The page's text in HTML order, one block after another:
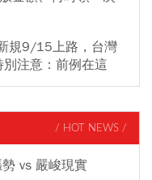
規9/15上路，台灣
注意：前例在這
/ HOT NEWS /
vs 嚴峻現實